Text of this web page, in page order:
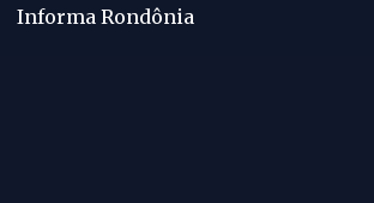
Informa Rondônia